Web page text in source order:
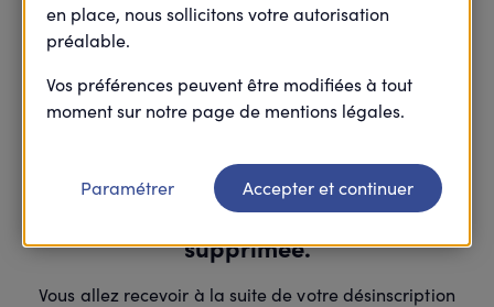
Merci
Votre inscription à cette action est
supprimée.
Vous allez recevoir à la suite de votre désinscription
en place, nous sollicitons votre autorisation
préalable.
Vos préférences peuvent être modifiées à tout
moment sur notre page de mentions légales.
Paramétrer Accepter et continuer